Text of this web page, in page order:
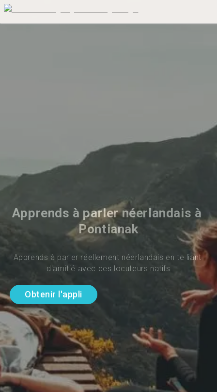
Apprends à parler néerlandais à
Pontianak
Apprends à parler réellement néerlandais en te liant
d'amitié avec des locuteurs natifs
Obtenir l'appli